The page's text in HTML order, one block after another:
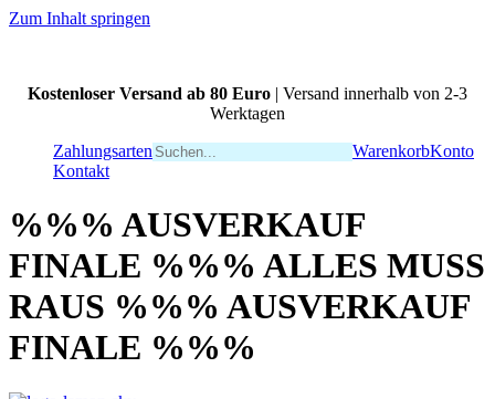
Zum Inhalt springen
Kostenloser Versand ab 80 Euro | Versand innerhalb von 2-3
Werktagen
Zahlungsarten
WarenkorbKonto
Kontakt
%%% AUSVERKAUF
FINALE %%% ALLES MUSS
RAUS %%% AUSVERKAUF
FINALE %%%